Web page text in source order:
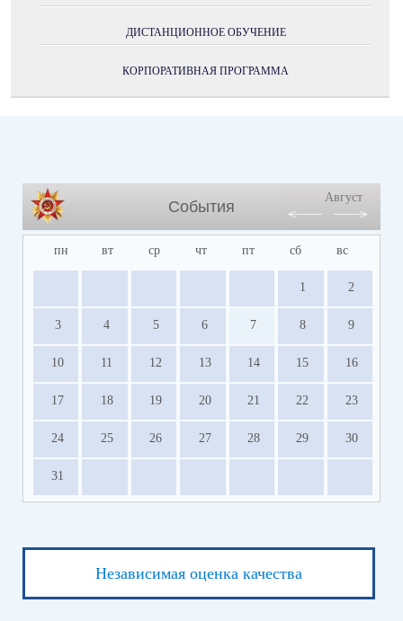
ДИСТАНЦИОННОЕ ОБУЧЕНИЕ
КОРПОРАТИВНАЯ ПРОГРАММА
События
Август
пн вт ср чт пт сб вс
1 2
3 4 5 6 7 8 9
10 11 12 13 14 15 16
17 18 19 20 21 22 23
24 25 26 27 28 29 30
31
Независимая оценка качества